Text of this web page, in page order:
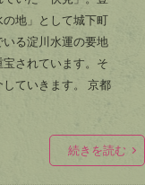
地」として城下町
る淀川水運の要地
されています。そ
ていきます。 京都
続きを読む